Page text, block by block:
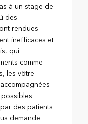
à un stage de
des
rendues
inefficaces et
qui
comme
les vôtre
possibles
des patients
demande